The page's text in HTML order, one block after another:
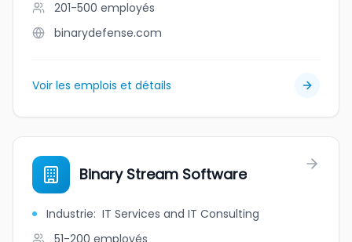
201-500 employés
binarydefense.com
Voir les emplois et détails
Binary Stream Software
Industrie: IT Services and IT Consulting
51-200 employés